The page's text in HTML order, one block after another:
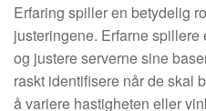
Erfaring spiller en betydelig
justeringene. Erfarne
og justere serverne sine
raskt identifisere når de skal
å variere hastigheten eller